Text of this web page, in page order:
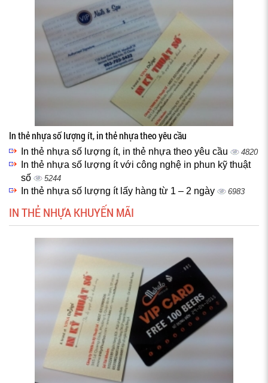
In thẻ nhựa số lượng ít, in thẻ nhựa theo yêu cầu
In thẻ nhựa số lượng ít, in thẻ nhựa theo yêu cầu 4820
In thẻ nhựa số lượng ít với công nghệ in phun kỹ thuật
số
5244
In thẻ nhựa số lượng ít lấy hàng từ 1 – 2 ngày 6983
IN THẺ NHỰA KHUYẾN MÃI